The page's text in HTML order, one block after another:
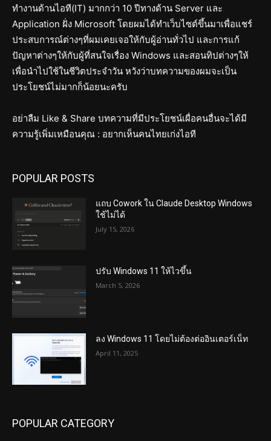
ทำงานด้านไอที(IT) มากกว่า 10 ปีทางด้าน Server และ
Application ฝั่ง Microsoft โดยผมได้ทำเว็บไซต์ขึ้นมาเพื่อแชร์
ประสบการณ์ต่างๆที่ผมเคยเจอให้กับผู้อ่านทั่วไป และการแก้
ปัญหาต่างๆให้กับผู้ที่สนใจเรื่อง Windows และสอนทิปต่างๆให้
เพื่อนำไปใช้ในชีวิตประจำวัน หวังว่าบทความของผมจะเป็น
ประโยชน์ไม่มากก็น้อยนะครับ
อย่าลืม Like & Share บทความที่มีประโยชน์เผื่อคนอื่นจะได้มี
ความรู้เพิ่มเหมือนคุณ : อยากเห็นคนไทยเก่งไอที
POPULAR POSTS
แถบ Cowork ใน Claude Desktop Windows
ใช้ไม่ได้
July 15, 2026
ปรับ Windows 11 ให้ไวขึ้น
March 5, 2026
ลง Windows 11 โดยไม่ต้องต่ออินเตอร์เน็ท
April 11, 2025
POPULAR CATEGORY